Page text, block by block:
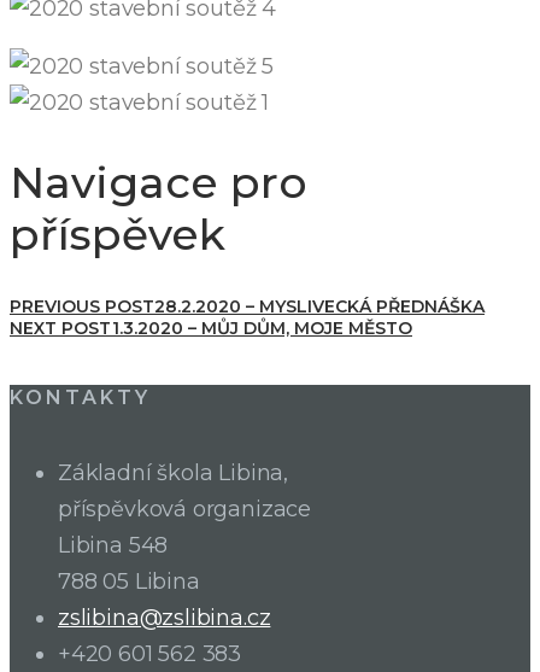
Navigace pro
příspěvek
PREVIOUS POST28.2.2020 – MYSLIVECKÁ PŘEDNÁŠKA
NEXT POST1.3.2020 – MŮJ DŮM, MOJE MĚSTO
KONTAKTY
Základní škola Libina,
příspěvková organizace
Libina 548
788 05 Libina
zslibina@zslibina.cz
+420 601 562 383